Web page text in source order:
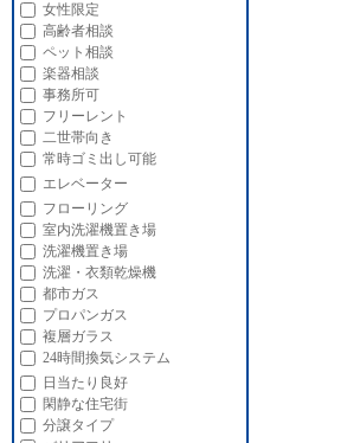
女性限定
高齢者相談
ペット相談
楽器相談
事務所可
フリーレント
二世帯向き
常時ゴミ出し可能
エレベーター
フローリング
室内洗濯機置き場
洗濯機置き場
洗濯・衣類乾燥機
都市ガス
プロパンガス
複層ガラス
24時間換気システム
日当たり良好
閑静な住宅街
分譲タイプ